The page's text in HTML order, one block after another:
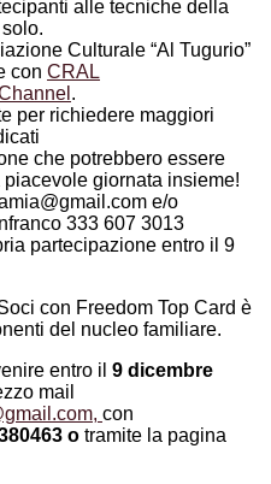
alle tecniche della
Culturale “Al Tugurio”
con CRAL
.
per richiedere maggiori
che potrebbero essere
giornata insieme!
e/o
333 607 3013
partecipazione entro il 9
con Freedom Top Card è
del nucleo familiare.
entro il 9 dicembre
mail
con
o tramite la pagina